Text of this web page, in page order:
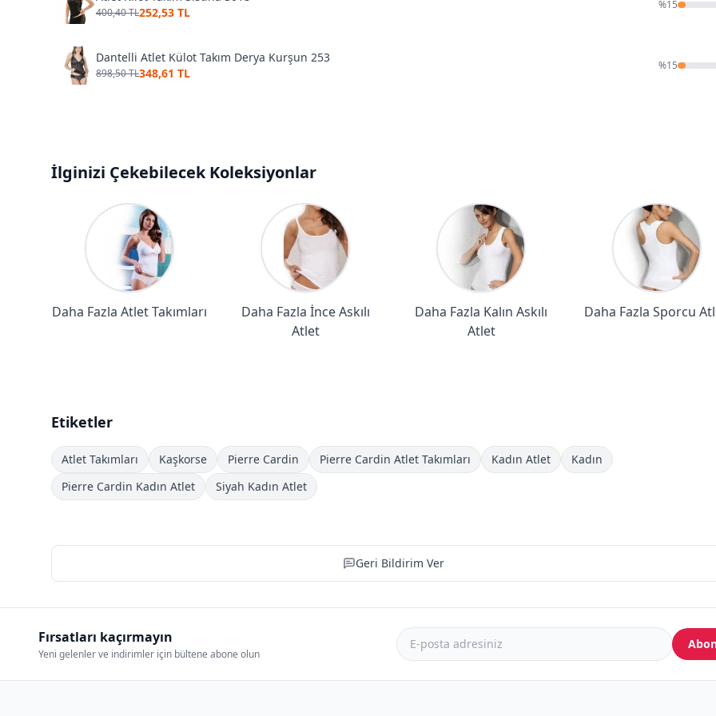
400,40 TL252,53 TL
%15
Dantelli Atlet Külot Takım Derya Kurşun 253
898,50 TL348,61 TL
%15
İlginizi Çekebilecek Koleksiyonlar
Daha Fazla Atlet Takımları
Daha Fazla İnce Askılı
Atlet
Daha Fazla Kalın Askılı
Atlet
Daha Fazla Sporcu
Etiketler
Atlet Takımları Kaşkorse Pierre Cardin Pierre Cardin Atlet Takımları Kadın Atlet
Kadın
Pierre Cardin Kadın Atlet
Siyah Kadın Atlet
Geri Bildirim Ver
Fırsatları kaçırmayın
Yeni gelenler ve indirimler için bültene abone olun